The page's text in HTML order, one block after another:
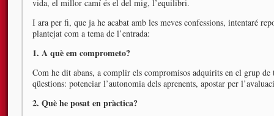
vida, el millor camí és el del mig, l’equilibri.
I ara per fi, que ja he acabat amb les meves confessions, intentaré
plantejat com a tema de l’entrada:
1. A què em comprometo?
Com he dit abans, a complir els compromisos adquirits en el grup
qüestions: potenciar l’autonomia dels aprenents, apostar per
2. Què he posat en pràctica?